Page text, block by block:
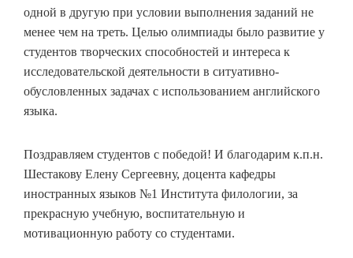
одной в другую при условии выполнения заданий не
менее чем на треть. Целью олимпиады было развитие у
студентов творческих способностей и интереса к
исследовательской деятельности в ситуативно-
обусловленных задачах с использованием английского
языка.
Поздравляем студентов с победой! И благодарим к.п.н.
Шестакову Елену Сергеевну, доцента кафедры
иностранных языков №1 Института филологии, за
прекрасную учебную, воспитательную и
мотивационную работу со студентами.